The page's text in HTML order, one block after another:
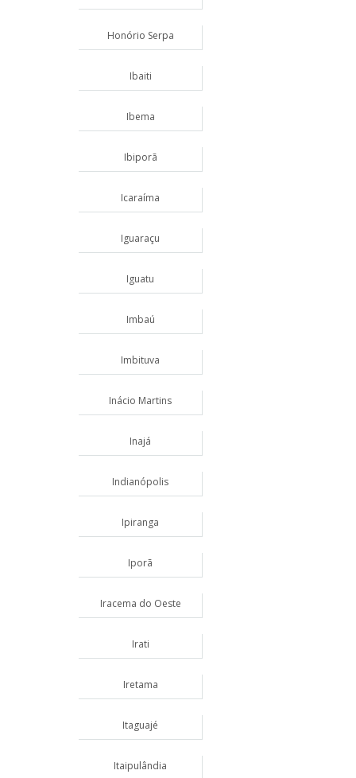
Honório Serpa
Ibaiti
Ibema
Ibiporã
Icaraíma
Iguaraçu
Iguatu
Imbaú
Imbituva
Inácio Martins
Inajá
Indianópolis
Ipiranga
Iporã
Iracema do Oeste
Irati
Iretama
Itaguajé
Itaipulândia